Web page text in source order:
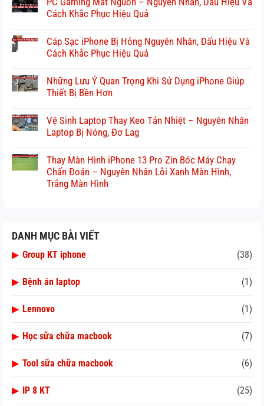
Cách Khắc Phục Hiệu Quả
Cáp Sạc iPhone Bị Hỏng Nguyên Nhân, Dấu Hiệu Và
Cách Khắc Phục Hiệu Quả
Những Lưu Ý Quan Trọng Khi Sử Dụng iPhone Giúp
Thiết Bị Bền Hơn
Vệ Sinh Laptop Thay Keo Tản Nhiệt – Nguyên Nhân
Laptop Bị Nóng, Đơ Lag
Thay Màn Hình iPhone 13 Pro Zin Bóc Máy Chạy
Chẩn Đoán – Nguyên Nhân Lỗi Xanh Màn Hình,
Trắng Màn Hình
DANH MỤC BÀI VIẾT
▶ Group KT iphone (38)
▶ Bệnh án laptop (1)
▶ Lennovo (1)
▶ Học sữa chữa macbook (7)
▶ Tool sữa chữa macbook (6)
▶ IP 8 KT (25)